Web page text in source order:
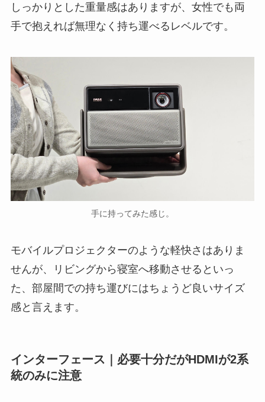
しっかりとした重量感はありますが、女性でも両
手で抱えれば無理なく持ち運べるレベルです。
手に持ってみた感じ。
モバイルプロジェクターのような軽快さはありま
せんが、リビングから寝室へ移動させるといっ
た、部屋間での持ち運びにはちょうど良いサイズ
感と言えます。
インターフェース｜必要十分だがHDMIが2系
統のみに注意